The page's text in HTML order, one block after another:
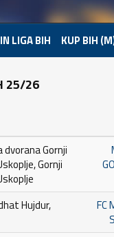
LIGA BIH KUP BIH
25/26
Gornji
Gornji
Hujdur,
FC